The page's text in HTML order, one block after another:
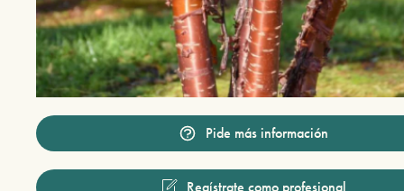
Pide más información
Regístrate como profesional